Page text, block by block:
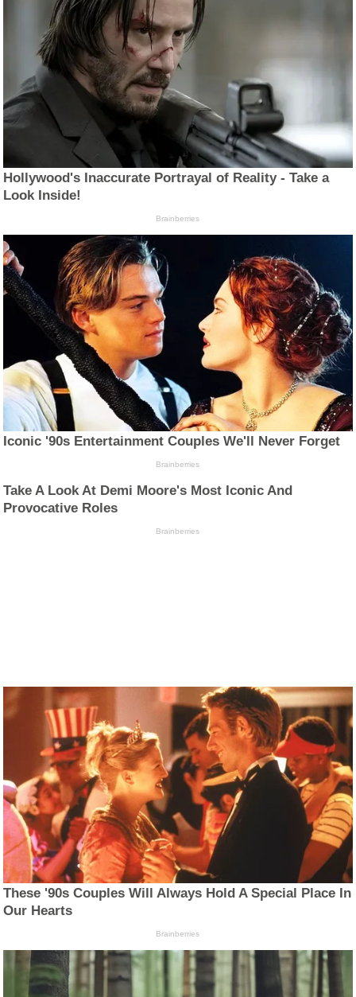
Hollywood's Inaccurate Portrayal of Reality - Take a
Look Inside!
Brainberries
Iconic '90s Entertainment Couples We'll Never Forget
Brainberries
Take A Look At Demi Moore's Most Iconic And
Provocative Roles
Brainberries
These '90s Couples Will Always Hold A Special Place In
Our Hearts
Brainberries